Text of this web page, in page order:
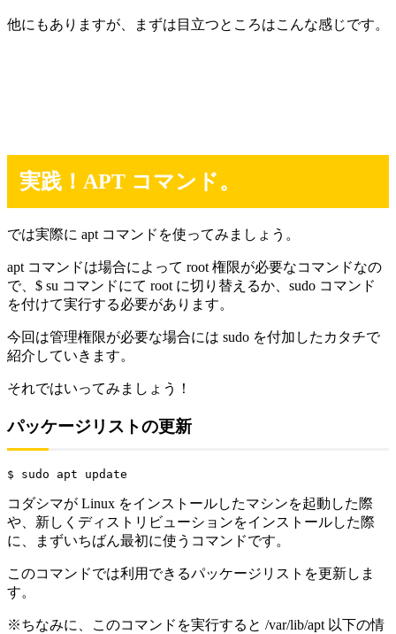
他にもありますが、まずは目立つところはこんな感じです。
実践！APT コマンド。
では実際に apt コマンドを使ってみましょう。
apt コマンドは場合によって root 権限が必要なコマンドなの
で、$ su コマンドにて root に切り替えるか、sudo コマンド
を付けて実行する必要があります。
今回は管理権限が必要な場合には sudo を付加したカタチで
紹介していきます。
それではいってみましょう！
パッケージリストの更新
$ sudo apt update
コダシマが Linux をインストールしたマシンを起動した際
や、新しくディストリビューションをインストールした際
に、まずいちばん最初に使うコマンドです。
このコマンドでは利用できるパッケージリストを更新しま
す。
※ちなみに、このコマンドを実行すると /var/lib/apt 以下の情